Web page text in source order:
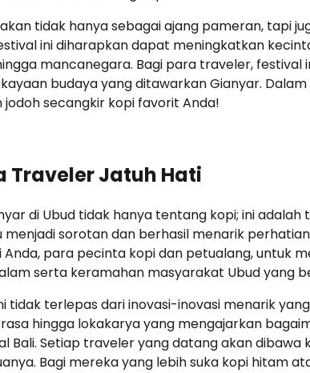
tidak hanya sebagai ajang pameran, tapi
ini diharapkan dapat meningkatkan
mancanegara. Bagi para traveler, festival
budaya yang ditawarkan Gianyar.
secangkir kopi favorit Anda!
Traveler Jatuh Hati
di Ubud tidak hanya tentang kopi; ini
menjadi sorotan dan berhasil menarik
para pecinta kopi dan petualang, untuk
serta keramahan masyarakat Ubud yang
tidak terlepas dari inovasi-inovasi menarik
hingga lokakarya yang mengajarkan
Bali. Setiap traveler yang datang akan
Bagi mereka yang lebih suka kopi hitam